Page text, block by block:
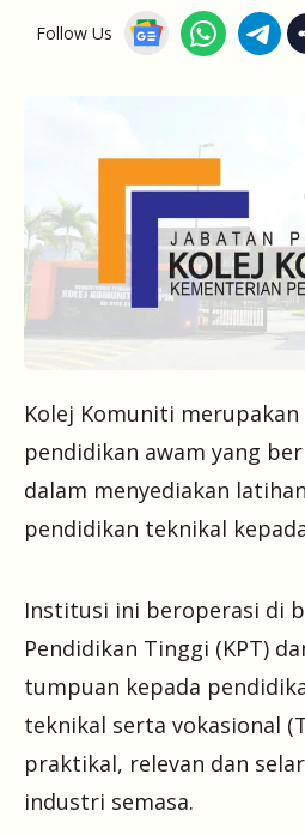
Follow Us
Kolej Komuniti
pendidikan awam yang
dalam menyediakan
pendidikan teknikal
Institusi ini beroperasi di
Pendidikan Tinggi (KPT)
tumpuan kepada
teknikal serta vokasional
praktikal, relevan dan
industri semasa.